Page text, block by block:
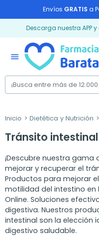
Envíos GRATIS a
Descarga nuestra APP
menu
Inicio Dietética y Nutrición
Tránsito intestinal
¡Descubre nuestra
mejorar y recuperar el
Productos para mejorar
motilidad del intestino en
Online. Soluciones
digestiva. Nuestros
intestinal son la elección
digestivo saludable.